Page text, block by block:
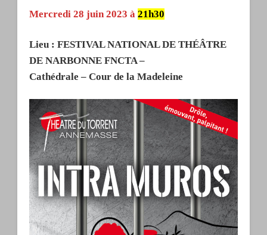
Mercredi 28 juin 2023 à 21h30
Lieu : FESTIVAL NATIONAL DE THÉÂTRE
DE NARBONNE FNCTA –
Cathédrale – Cour de la Madeleine